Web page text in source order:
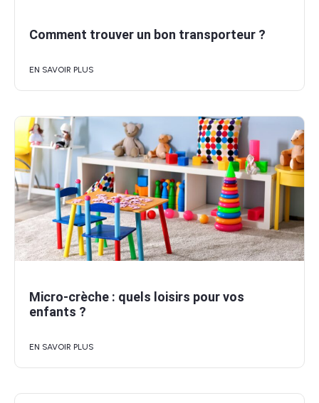
Comment trouver un bon transporteur ?
EN SAVOIR PLUS
Micro-crèche : quels loisirs pour vos
enfants ?
EN SAVOIR PLUS